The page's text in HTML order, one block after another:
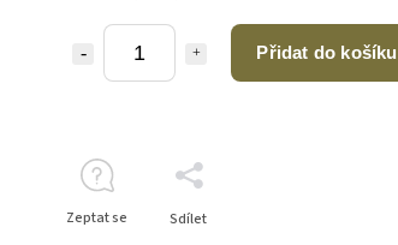
Přidat do košíku
Zeptat se Sdílet